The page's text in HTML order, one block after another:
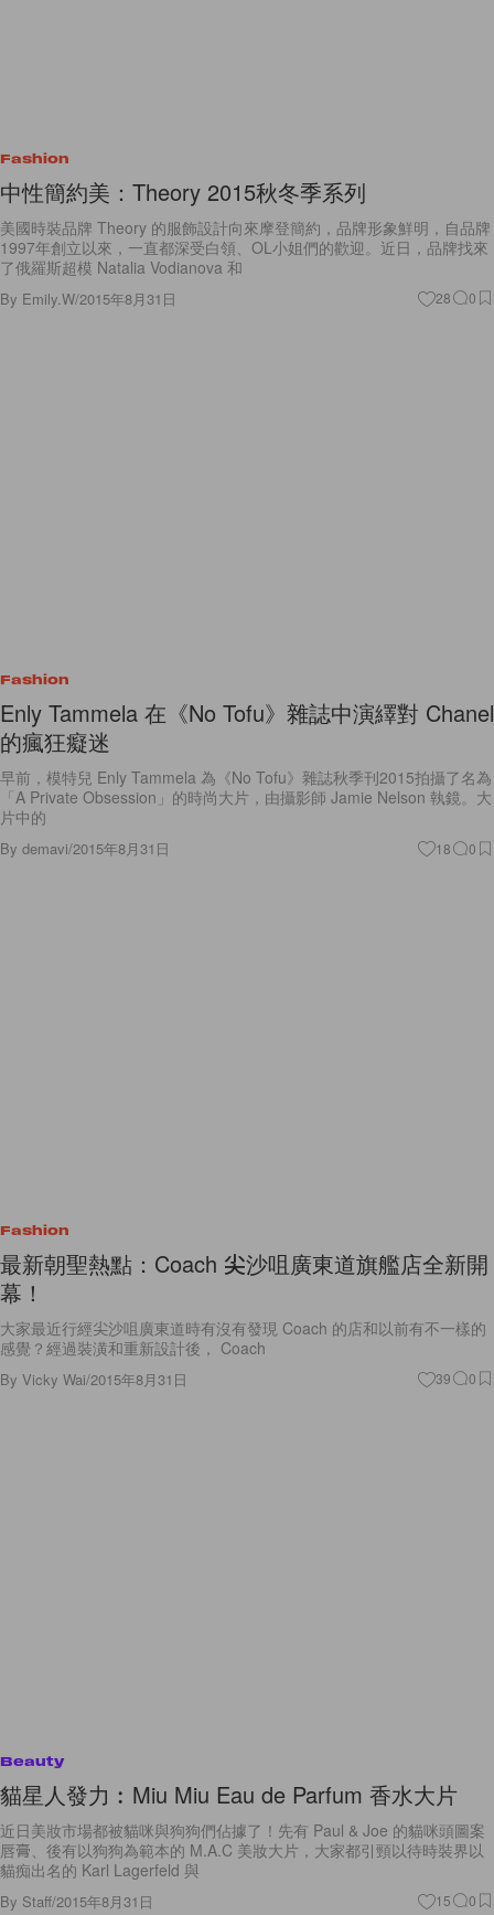
Fashion
中性簡約美：Theory 2015秋冬季系列
美國時裝品牌 Theory 的服飾設計向來摩登簡約，品牌形象鮮明，自品牌
1997年創立以來，一直都深受白領、OL小姐們的歡迎。近日，品牌找來
了俄羅斯超模 Natalia Vodianova 和
By Emily.W/2015年8月31日 28 0
Fashion
Enly Tammela 在《No Tofu》雜誌中演繹對 Chanel
的瘋狂癡迷
早前，模特兒 Enly Tammela 為《No Tofu》雜誌秋季刊2015拍攝了名為
「A Private Obsession」的時尚大片，由攝影師 Jamie Nelson 執鏡。大
片中的
By demavi/2015年8月31日 18 0
Fashion
最新朝聖熱點：Coach 尖沙咀廣東道旗艦店全新開
幕！
大家最近行經尖沙咀廣東道時有沒有發現 Coach 的店和以前有不一樣的
感覺？經過裝潢和重新設計後， Coach
By Vicky Wai/2015年8月31日 39 0
Beauty
貓星人發力︰Miu Miu Eau de Parfum 香水大片
近日美妝市場都被貓咪與狗狗們佔據了！先有 Paul & Joe 的貓咪頭圖案
唇膏、後有以狗狗為範本的 M.A.C 美妝大片，大家都引頸以待時裝界以
貓痴出名的 Karl Lagerfeld 與
By Staff/2015年8月31日 15 0